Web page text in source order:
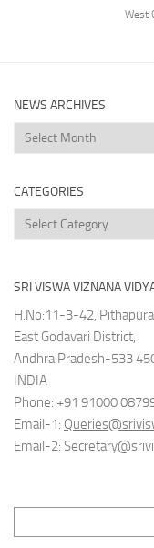
West
NEWS ARCHIVES
News
Archives
CATEGORIES
Categories
SRI VISWA VIZNANA
H.No:11-3-42,
East Godavari District,
Andhra Pradesh-533
INDIA
Phone: +91 91000
Email-1:
Email-2: